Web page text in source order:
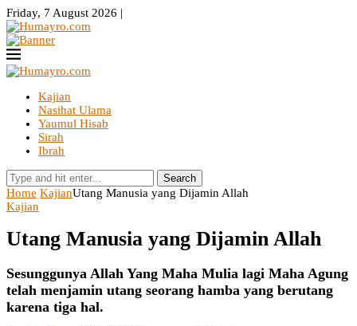
Friday, 7 August 2026 |
Kajian
Nasihat Ulama
Yaumul Hisab
Sirah
Ibrah
Search
Home KajianUtang Manusia yang Dijamin Allah
Kajian
Utang Manusia yang Dijamin Allah
Sesunggunya Allah Yang Maha Mulia lagi Maha Agung
telah menjamin utang seorang hamba yang berutang
karena tiga hal.